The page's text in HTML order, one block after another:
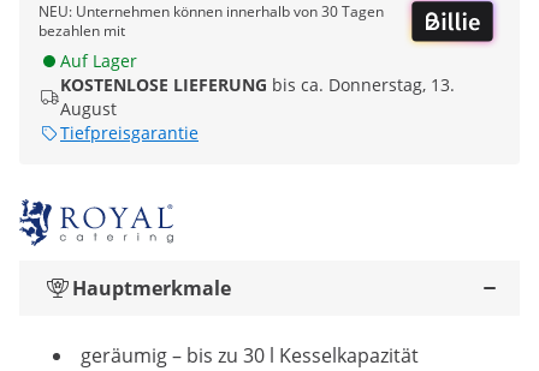
NEU: Unternehmen können innerhalb von 30 Tagen
bezahlen mit
Auf Lager
KOSTENLOSE LIEFERUNG bis ca. Donnerstag, 13.
August
Tiefpreisgarantie
Hauptmerkmale
geräumig – bis zu 30 l Kesselkapazität